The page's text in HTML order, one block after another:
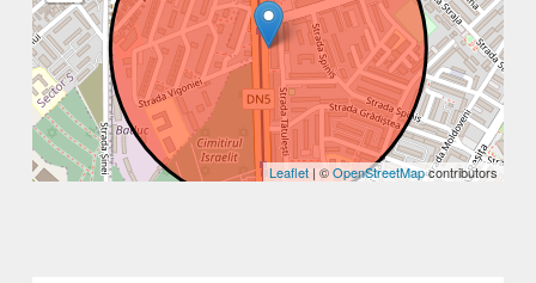
Leaflet | ©OpenStreetMapcontributors